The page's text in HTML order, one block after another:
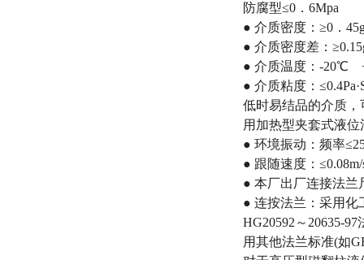
防腐型≤0．6Mpa
● 介质密度：≥0．
● 介质密度差：
● 介质温度：-20℃
● 介质粘度：
低时易结品的介质
用加热型夹套式液位
● 环境振动：频率
● 跟随速度：≤0.08m/
● 本厂出厂连接法兰
● 连按法兰：采用化
HG20592～20635-
用其他法兰标准(如